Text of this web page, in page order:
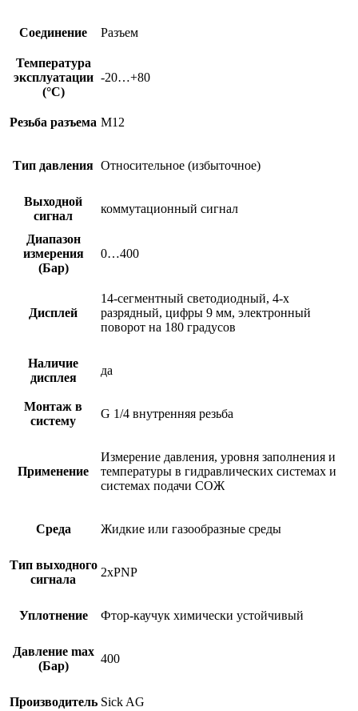
Соединение Разъем
Температура
эксплуатации
(°C)
-20…+80
Резьба разъема M12
Тип давления Относительное (избыточное)
Выходной
сигнал
коммутационный сигнал
Диапазон
измерения
(Бар)
0…400
Дисплей
14-сегментный светодиодный, 4-х
разрядный, цифры 9 мм, электронный
поворот на 180 градусов
Наличие
дисплея
да
Монтаж в
систему
G 1/4 внутренняя резьба
Применение
Измерение давления, уровня заполнения и
температуры в гидравлических системах и
системах подачи СОЖ
Среда Жидкие или газообразные среды
Тип выходного
сигнала
2xPNP
Уплотнение Фтор-каучук химически устойчивый
Давление max
(Бар)
400
Производитель Sick AG